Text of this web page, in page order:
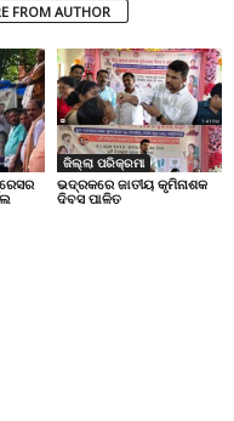
FROM AUTHOR
ଜିଲ୍ଲା ପରିକ୍ରମା
ଭଦ୍ରକରେ ଜାତୀୟ କୃମିନାଶକ
ଦିବସ ପାଳିତ